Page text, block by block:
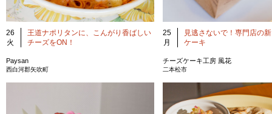
26
火
王道ナポリタンに、こんがり香ばしい
チーズをON！
Paysan
西白河郡矢吹町
25
月
見逃さないで！専門店の
ケーキ
チーズケーキ工房 風花
二本松市